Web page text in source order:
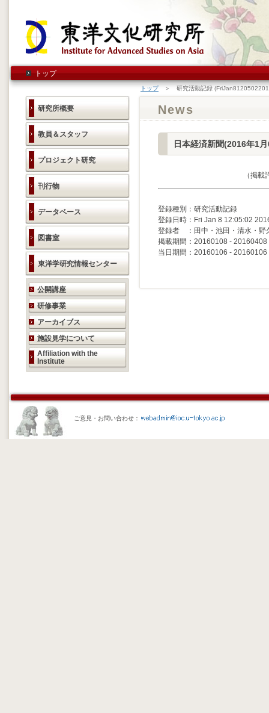
トップ
研究所概要
教員＆スタッフ
プロジェクト研究
刊行物
データベース
図書室
東洋学研究情報センター
研究活動のご案内
公開講座
研修事業
アーカイブス
施設見学について
Affiliation with the
Institute
トップ＞ 研究活動記録
News
日本経済新聞(2016年1
（掲
登録種別：研究活動記録
登録日時：Fri Jan 8 12:05:02
登録者 ：田中・池田・清水・野
掲載期間：20160108 - 20160408
当日期間：20160106 - 20160106
ご意見・お問い合わせ：